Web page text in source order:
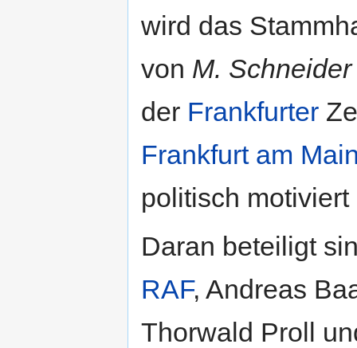
wird das
von M. Schneider
der Frankfurter
Frankfurt am
politisch motiviert
Daran beteiligt
RAF, Andreas
Thorwald Proll